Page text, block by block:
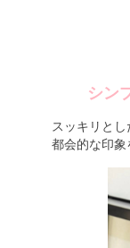
シン
スッキリと
都会的な印象